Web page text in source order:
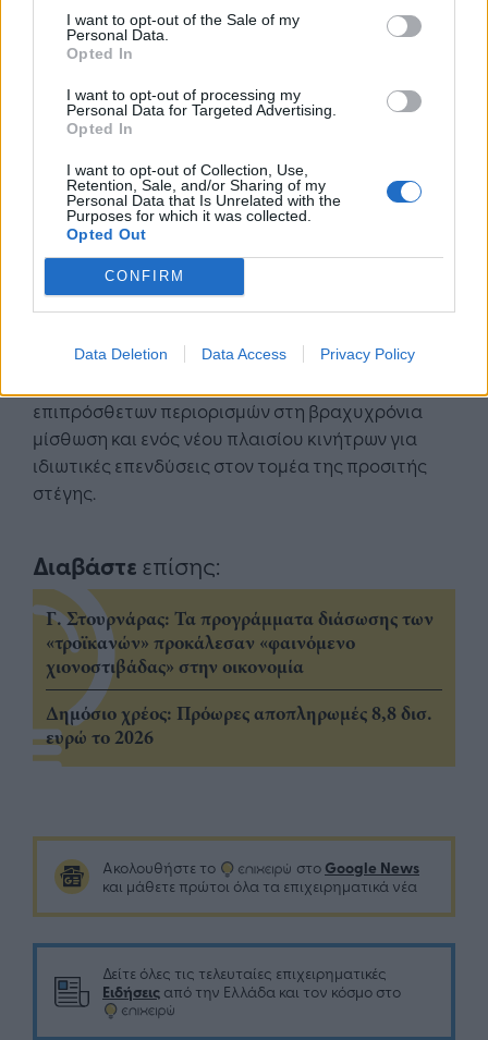
I want to opt-out of the Sale of my
Personal Data.
Opted In
I want to opt-out of processing my
Personal Data for Targeted Advertising.
Opted In
I want to opt-out of Collection, Use,
Retention, Sale, and/or Sharing of my
Personal Data that Is Unrelated with the
Purposes for which it was collected.
Opted Out
CONFIRM
Data Deletion Data Access Privacy Policy
Τέλος, η οικονομικά προσιτή στέγαση αποτελεί
προτεραιότητα στην παρούσα συγκυρία τόσο για
την Ελλάδα όσο και για την Ευρώπη. Στα μέσα
Δεκεμβρίου η Ευρωπαϊκή Επιτροπή ανακοίνωσε
ένα πανευρωπαϊκό σχέδιο (European Affordable
Housing Plan) με στόχο, μεταξύ άλλων, την
ενίσχυση της προσφοράς στην αγορά κατοικίας
και την προστασία των ευάλωτων κοινωνικών
ομάδων, ενώ και η ελληνική κυβέρνηση
ανακοίνωσε μία νέα δέσμη μέτρων για το
συμπεριλαμβανομένων ενός νέου προγράμματος
επιπρόσθετων περιορισμών στη βραχυχρόνια
μίσθωση και ενός νέου πλαισίου κινήτρων για
ιδιωτικές επενδύσεις στον τομέα της προσιτής
στέγης.
Διαβάστε επίσης:
Γ. Στουρνάρας: Τα προγράμματα διάσωσης των
«τροϊκανών» προκάλεσαν «φαινόμενο
χιονοστιβάδας» στην οικονομία
Δημόσιο χρέος: Πρόωρες αποπληρωμές 8,8 δισ.
ευρώ το 2026
Ακολουθήστε το στο Google News
και μάθετε πρώτοι όλα τα επιχειρηματικά νέα
Δείτε όλες τις τελευταίες επιχειρηματικές
Ειδήσεις από την Ελλάδα και τον κόσμο στο